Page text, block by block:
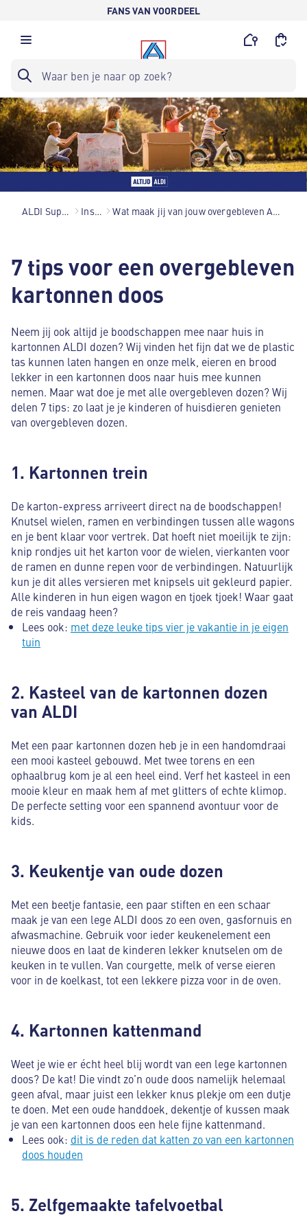
FANS VAN VOORDEEL
ALDI Supermarkten Inspiratie Wat maak jij van jouw overgebleven ALDI kartonnen doos? 7 tips
7 tips voor een overgebleven
kartonnen doos
Neem jij ook altijd je boodschappen mee naar huis in
kartonnen ALDI dozen? Wij vinden het fijn dat we de plastic
tas kunnen laten hangen en onze melk, eieren en brood
lekker in een kartonnen doos naar huis mee kunnen
nemen. Maar wat doe je met alle overgebleven dozen? Wij
delen 7 tips: zo laat je je kinderen of huisdieren genieten
van overgebleven dozen.
1. Kartonnen trein
De karton-express arriveert direct na de boodschappen!
Knutsel wielen, ramen en verbindingen tussen alle wagons
en je bent klaar voor vertrek. Dat hoeft niet moeilijk te zijn:
knip rondjes uit het karton voor de wielen, vierkanten voor
de ramen en dunne repen voor de verbindingen. Natuurlijk
kun je dit alles versieren met knipsels uit gekleurd papier.
Alle kinderen in hun eigen wagon en tjoek tjoek! Waar gaat
de reis vandaag heen?
Lees ook: met deze leuke tips vier je vakantie in je eigen
tuin
2. Kasteel van de kartonnen dozen
van ALDI
Met een paar kartonnen dozen heb je in een handomdraai
een mooi kasteel gebouwd. Met twee torens en een
ophaalbrug kom je al een heel eind. Verf het kasteel in een
mooie kleur en maak hem af met glitters of echte klimop.
De perfecte setting voor een spannend avontuur voor de
kids.
3. Keukentje van oude dozen
Met een beetje fantasie, een paar stiften en een schaar
maak je van een lege ALDI doos zo een oven, gasfornuis en
afwasmachine. Gebruik voor ieder keukenelement een
nieuwe doos en laat de kinderen lekker knutselen om de
keuken in te vullen. Van courgette, melk of verse eieren
voor in de koelkast, tot een lekkere pizza voor in de oven.
4. Kartonnen kattenmand
Weet je wie er écht heel blij wordt van een lege kartonnen
doos? De kat! Die vindt zo’n oude doos namelijk helemaal
geen afval, maar juist een lekker knus plekje om een dutje
te doen. Met een oude handdoek, dekentje of kussen maak
je van een kartonnen doos een hele fijne kattenmand.
Lees ook: dit is de reden dat katten zo van een kartonnen
doos houden
5. Zelfgemaakte tafelvoetbal